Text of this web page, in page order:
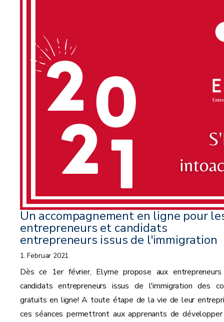
Un accompagnement en ligne pour
entrepreneurs et candidats
entrepreneurs issus de l'immigration
1. Februar 2021
Dès ce 1er février, Elyme propose aux
candidats entrepreneurs issus de l'immigration des
gratuits en ligne! A toute étape de la vie de leur
ces séances permettront aux apprenants de